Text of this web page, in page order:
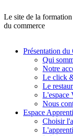
Le site de la
du commerce
Présentation du
Qui
Notre
Le click
Le
L'espace
Nous
Espace Apprenti
Choisir